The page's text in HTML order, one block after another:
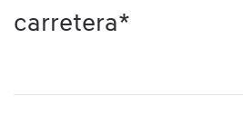
carretera*